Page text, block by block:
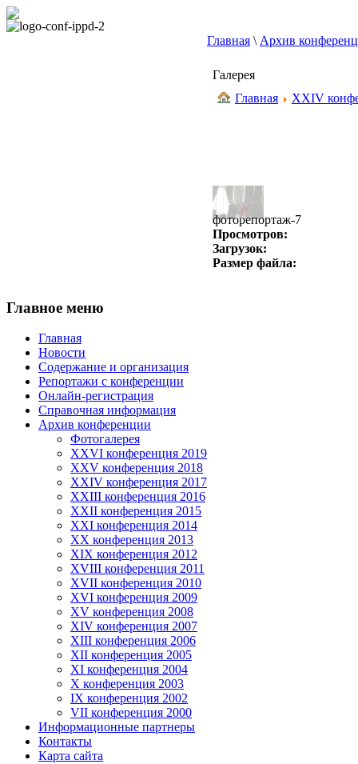
Главная \ Архив
Галерея
Главная
XXIV
фоторепортаж-7
Просмотров:
Загрузок:
Размер файла:
Главное меню
Главная
Новости
Содержание и организация
Репортажи с конференции
Онлайн-регистрация
Справочная информация
Архив конференции
Фотогалерея
XXVI конференция 2019
XXV конференция 2018
XXIV конференция 2017
XXIII конференция 2016
XXII конференция 2015
XXI конференция 2014
XX конференция 2013
XIX конференция 2012
XVIII конференция 2011
XVII конференция 2010
XVI конференция 2009
XV конференция 2008
XIV конференция 2007
XIII конференция 2006
XII конференция 2005
XI конференция 2004
X конференция 2003
IX конференция 2002
VII конференция 2000
Информационные партнеры
Контакты
Карта сайта